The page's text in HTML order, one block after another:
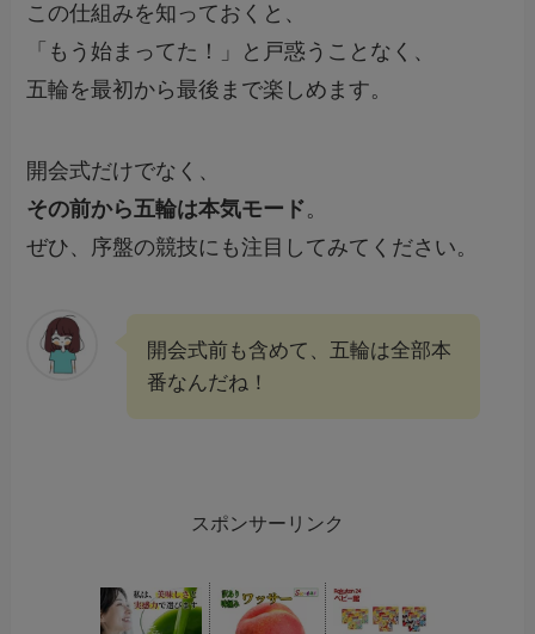
この仕組みを知っておくと、
「もう始まってた！」と戸惑うことなく、
五輪を最初から最後まで楽しめます。
開会式だけでなく、
その前から五輪は本気モード 。
ぜひ、序盤の競技にも注目してみてください。
開会式前も含めて、五輪は全部本
番なんだね！
スポンサーリンク